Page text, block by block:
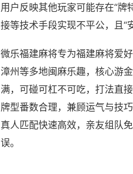
用户反映其他玩家可能存在“牌
接等技术手段实现不平公，且“
微乐福建麻将专为福建麻将爱
漳州等多地闽麻乐趣，核心游
满，可碰可杠不可吃，打法直
牌型番数合理，兼顾运气与技
真人匹配快速高效，亲友组队
误。